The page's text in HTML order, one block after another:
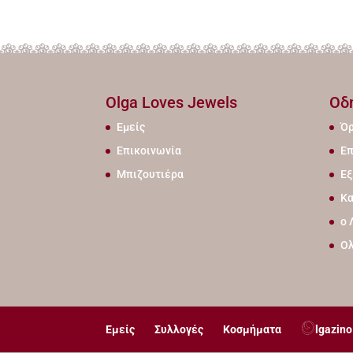
Olga Loves Jewels
Εμείς
Επικοινωνία
Μπιζουτιέρα
ο
Εμείς Συλλογές Κοσμήματα